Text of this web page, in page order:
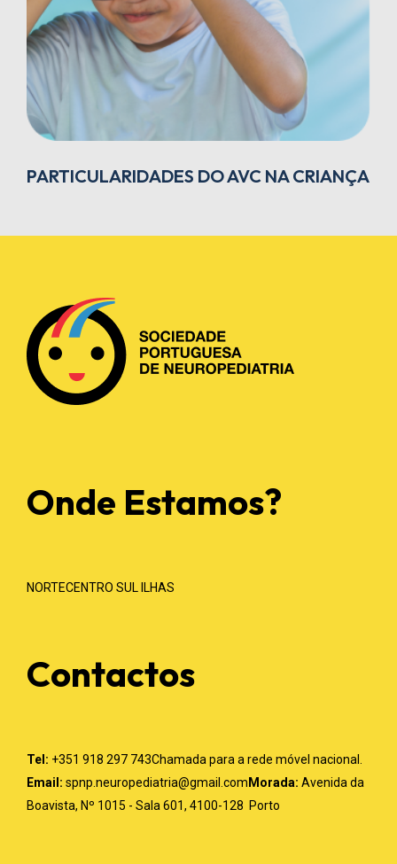
PARTICULARIDADES DO AVC NA CRIANÇA
Onde Estamos?
NORTECENTRO SUL ILHAS
Contactos
Tel: +351 918 297 743Chamada para a rede móvel nacional.
Email: spnp.neuropediatria@gmail.com Morada: Avenida da
Boavista, Nº 1015 - Sala 601, 4100-128 Porto